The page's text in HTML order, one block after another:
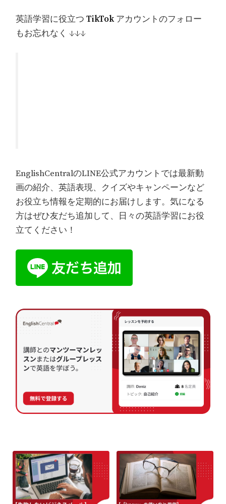
英語学習に役立つTikTokアカウントのフォロー
もお忘れなく ↓↓↓
EnglishCentralのLINE公式アカウントでは最新動
画の紹介、英語表現、クイズやキャンペーンなど
お役立ち情報を定期的にお届けします。気になる
方はぜひ友だち追加して、日々の英語学習にお役
立てください！